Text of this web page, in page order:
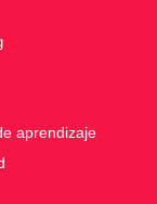
aprendizaje